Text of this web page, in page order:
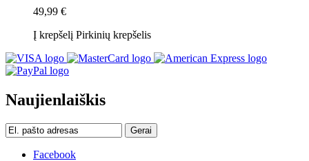
49,99 €
Į krepšelį Pirkinių krepšelis
Naujienlaiškis
Gerai
Facebook